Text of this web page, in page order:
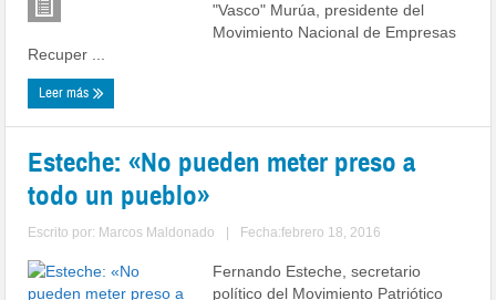
"Vasco" Murúa, presidente del
Movimiento Nacional de Empresas
Recuper ...
Leer más
Esteche: «No pueden meter preso a
todo un pueblo»
Escrito por: Marcos Maldonado Fecha:febrero 18, 2016
Fernando Esteche, secretario
político del Movimiento Patriótico